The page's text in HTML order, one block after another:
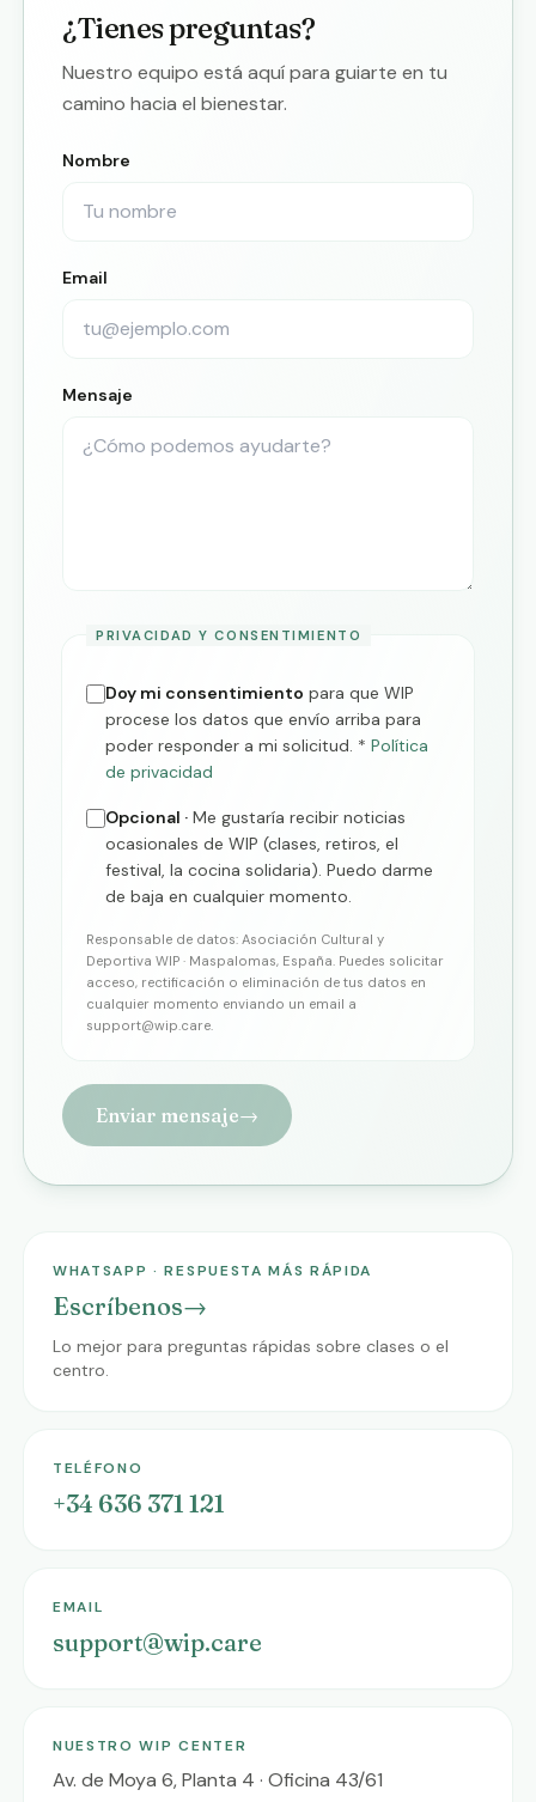
¿Tienes preguntas?
Nuestro equipo está aquí para guiarte en tu
camino hacia el bienestar.
Nombre
Email
Mensaje
PRIVACIDAD Y CONSENTIMIENTO
Doy mi consentimiento para que WIP
procese los datos que envío arriba para
poder responder a mi solicitud. * Política
de privacidad
Opcional · Me gustaría recibir noticias
ocasionales de WIP (clases, retiros, el
festival, la cocina solidaria). Puedo darme
de baja en cualquier momento.
Responsable de datos: Asociación Cultural y
Deportiva WIP · Maspalomas, España. Puedes solicitar
acceso, rectificación o eliminación de tus datos en
cualquier momento enviando un email a
support@wip.care.
Enviar mensaje→
WHATSAPP · RESPUESTA MÁS RÁPIDA
Escríbenos→
Lo mejor para preguntas rápidas sobre clases o el
centro.
TELÉFONO
+34 636 371 121
EMAIL
support@wip.care
NUESTRO WIP CENTER
Av. de Moya 6, Planta 4 · Oficina 43/61